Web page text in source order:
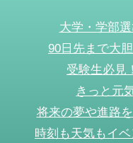
大学・学部
90日先まで大
受験生必見
きっと元
将来の夢や進路
時刻も天気もイ